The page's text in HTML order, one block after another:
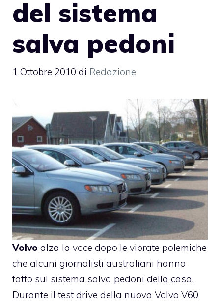
del sistema
salva pedoni
1 Ottobre 2010 di Redazione
Volvo alza la voce dopo le vibrate polemiche
che alcuni giornalisti australiani hanno
fatto sul sistema salva pedoni della casa.
Durante il test drive della nuova Volvo V60